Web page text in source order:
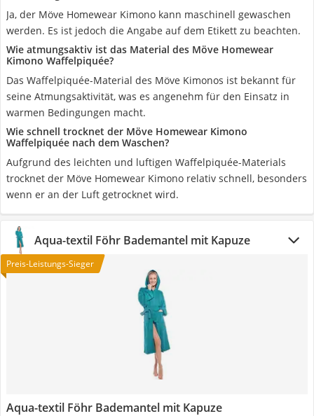
Ja, der Möve Homewear Kimono kann maschinell gewaschen
werden. Es ist jedoch die Angabe auf dem Etikett zu beachten.
Wie atmungsaktiv ist das Material des Möve Homewear
Kimono Waffelpiquée?
Das Waffelpiquée-Material des Möve Kimonos ist bekannt für
seine Atmungsaktivität, was es angenehm für den Einsatz in
warmen Bedingungen macht.
Wie schnell trocknet der Möve Homewear Kimono
Waffelpiquée nach dem Waschen?
Aufgrund des leichten und luftigen Waffelpiquée-Materials
trocknet der Möve Homewear Kimono relativ schnell, besonders
wenn er an der Luft getrocknet wird.
Aqua-textil Föhr Bademantel mit Kapuze
Preis-Leistungs-Sieger
Aqua-textil Föhr Bademantel mit Kapuze